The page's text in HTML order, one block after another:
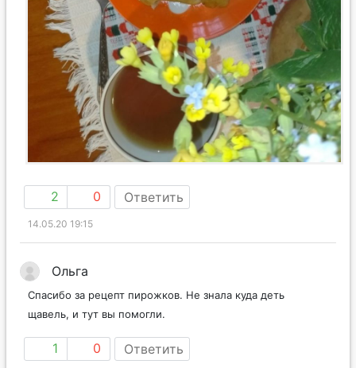
2 0 Ответить
14.05.20 19:15
Ольга
Спасибо за рецепт пирожков. Не знала куда деть
щавель, и тут вы помогли.
1 0 Ответить